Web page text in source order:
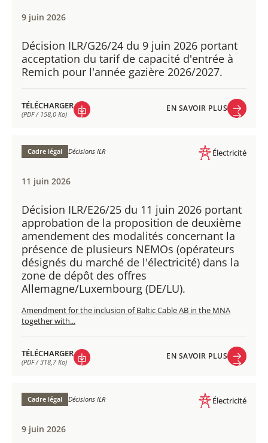
9 juin 2026
Décision ILR/G26/24 du 9 juin 2026 portant
acceptation du tarif de capacité d'entrée à
Remich pour l'année gazière 2026/2027.
TÉLÉCHARGER
(PDF / 158,0 Ko)
(PDF / 158,0 Ko)
EN SAVOIR PLUS
Cadre légal Décisions ILR Électricité
11 juin 2026
Décision ILR/E26/25 du 11 juin 2026 portant
approbation de la proposition de deuxième
amendement des modalités concernant la
présence de plusieurs NEMOs (opérateurs
désignés du marché de l'électricité) dans la
zone de dépôt des offres
Allemagne/Luxembourg (DE/LU).
Amendment for the inclusion of Baltic Cable AB in the MNA
together with...
TÉLÉCHARGER
(PDF / 318,7 Ko)
(PDF / 318,7 Ko)
EN SAVOIR PLUS
Cadre légal Décisions ILR Électricité
9 juin 2026